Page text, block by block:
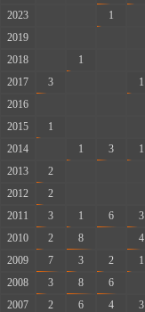
2023
1
2019
2018
1
2017
3 1
2016
2015
1
2014
1 3 1
2013
2
2012
2
2011
3 1 6 3
2010
2 8 4
2009
7 3 2 1
2008
3 8 6
2007
2 6 4 3